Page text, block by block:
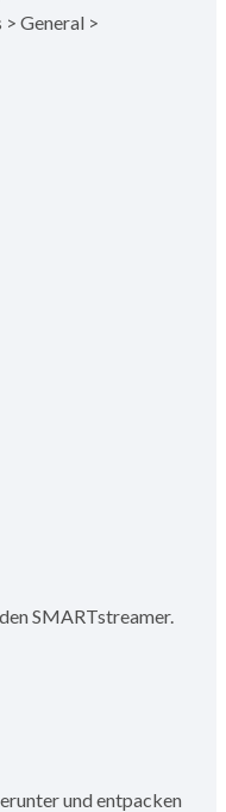
General >
SMARTstreamer.
und entpacken